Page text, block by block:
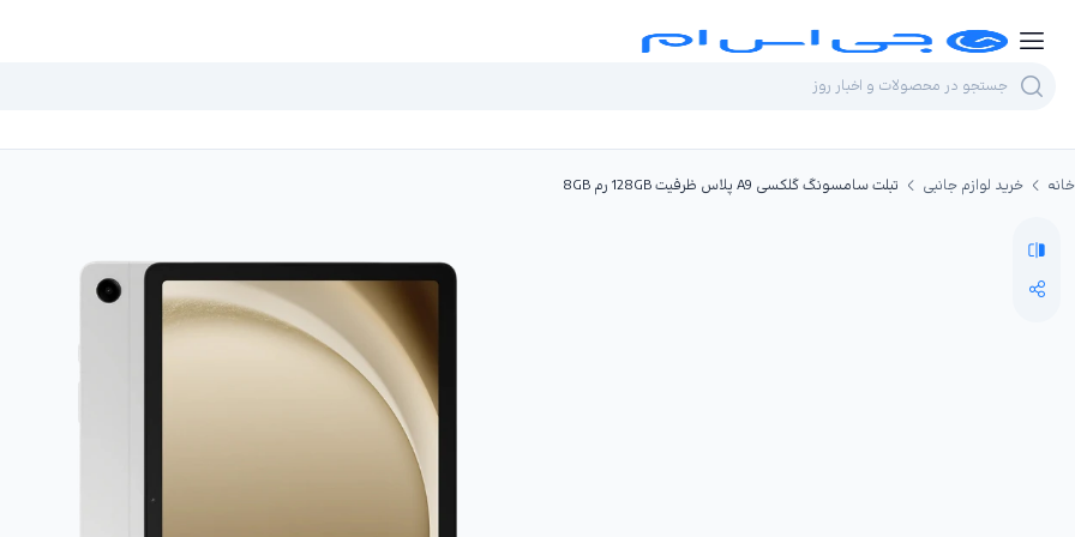
خانه خرید لوازم جانبی تبلت سامسونگ گلکسی A9 پلاس ظرفیت 128GB رم 8GB